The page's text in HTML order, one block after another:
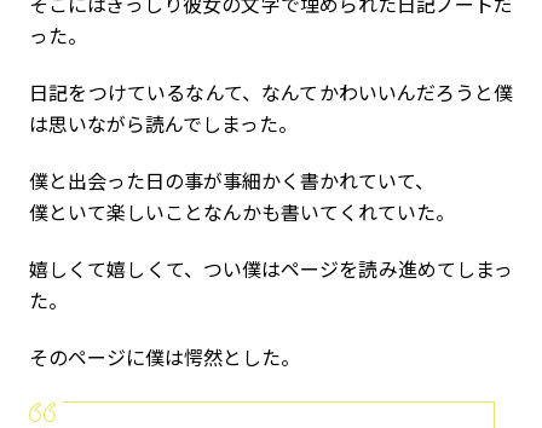
った。
日記をつけているなんて、なんてかわいいんだろうと僕
は思いながら読んでしまった。
僕と出会った日の事が事細かく書かれていて、
僕といて楽しいことなんかも書いてくれていた。
嬉しくて嬉しくて、つい僕はページを読み進めてしまっ
た。
そのページに僕は愕然とした。